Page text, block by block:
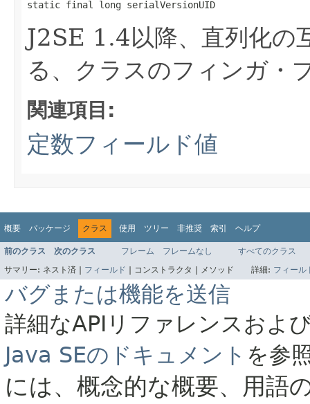
static final long serialVersionUID
J2SE 1.4以降、直列化の
る、クラスのフィンガ・
関連項目:
定数フィールド値
概要 パッケージ クラス 使用 ツリー 非推奨 索引 ヘルプ
前のクラス 次のクラス フレーム フレームなし
すべてのクラス
サマリー: ネスト済 | フィールド コンストラクタ | メソッド 詳細: フィール
バグまたは機能を送信
詳細なAPIリファレンスおよ
Java SEのドキュメント を参
には、概念的な概要、用語